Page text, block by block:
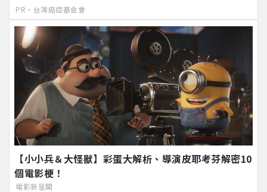
PR・台灣癌症基金會
【小小兵＆大怪獸】彩蛋大解析、導演皮耶考芬解密10
個電影梗！
電影新星聞